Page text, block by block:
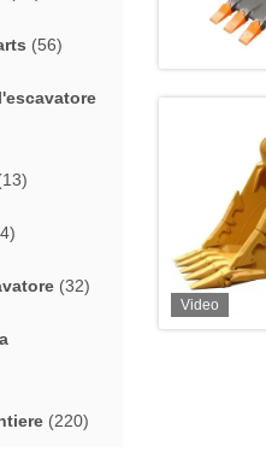
(56)
(32)
(220)
Video